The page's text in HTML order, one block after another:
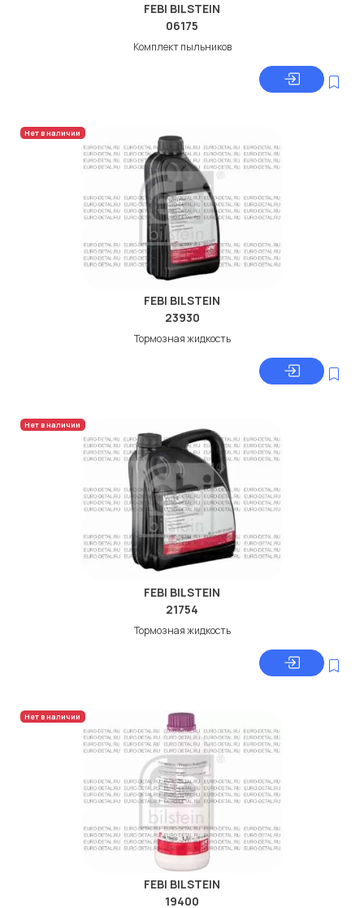
FEBI BILSTEIN
06175
Комплект пыльников
Нет в наличии
FEBI BILSTEIN
23930
Тормозная жидкость
Нет в наличии
FEBI BILSTEIN
21754
Тормозная жидкость
Нет в наличии
FEBI BILSTEIN
19400